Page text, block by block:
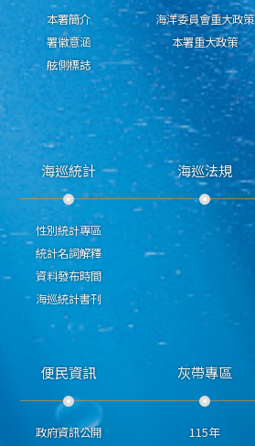
本署簡介
署徽意涵
舷側標誌
海洋委員會重大政策
本署重大政策
海巡統計
性別統計專區
統計名詞解釋
資料發布時間
海巡統計書刊
海巡法規
便民資訊
政府資訊公開
灰帶專區
115年